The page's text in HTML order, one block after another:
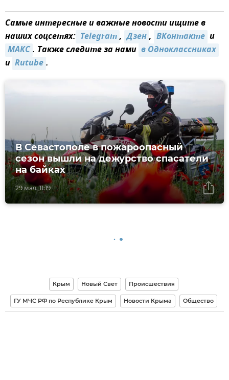
Самые интересные и важные новости ищите в
наших соцсетях: Telegram, Дзен, ВКонтакте и
MAКС. Также следите за нами в Одноклассниках
и Rutube.
29 мая, 11:19
В Севастополе в пожароопасный
сезон вышли на дежурство спасатели
на байках
Крым Новый Свет Происшествия
ГУ МЧС РФ по Республике Крым Новости Крыма Общество